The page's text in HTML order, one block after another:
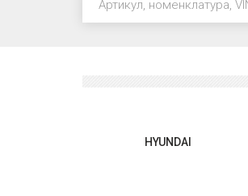
HYUNDAI